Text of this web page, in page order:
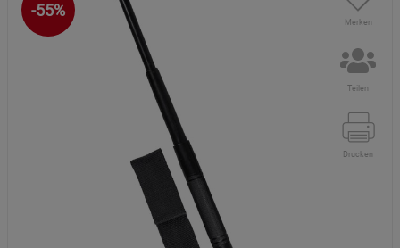
-55%
Merken
Teilen
Drucken